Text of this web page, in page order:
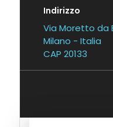
Indirizzo
Via Moretto da
Milano - Italia
CAP 20133